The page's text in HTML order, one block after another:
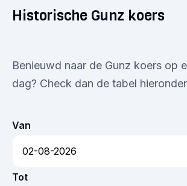
Historische Gunz koers
Benieuwd naar de Gunz koers op
dag? Check dan de tabel
Van
Tot